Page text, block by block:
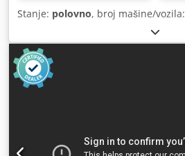
Stanje: polovno, broj mašine/vozila: